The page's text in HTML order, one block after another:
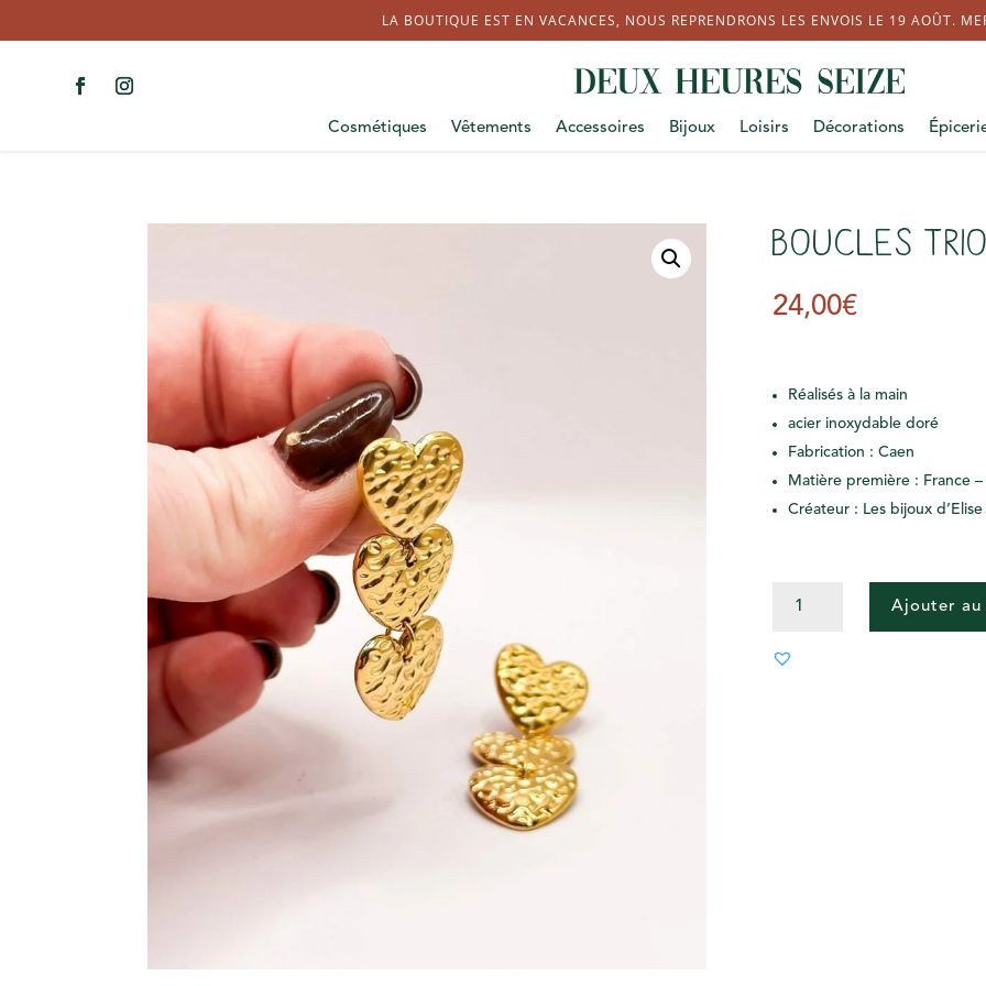
LA BOUTIQUE EST EN VACANCES, NOUS REPRENDRONS LES ENVOIS LE 19 AOÛT.
Cosmétiques Vêtements Accessoires Bijoux Loisirs Décorations
Boucles
24,00€
Réalisés à la main
acier inoxydable doré
Fabrication : Caen
Matière première : France
Créateur : Les bijoux d’Elise
TRIO
Ajouter au